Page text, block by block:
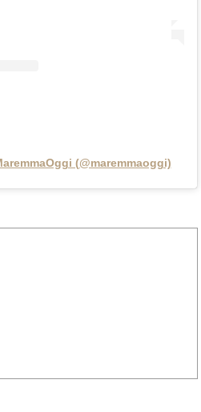
(@maremmaoggi)